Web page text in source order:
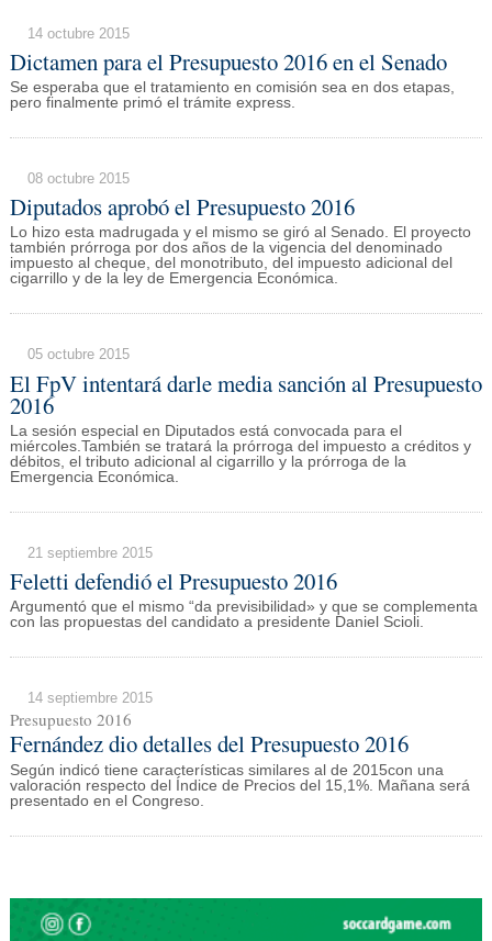
14 octubre 2015
Dictamen para el Presupuesto 2016 en el Senado
Se esperaba que el tratamiento en comisión sea en dos etapas,
pero finalmente primó el trámite express.
08 octubre 2015
Diputados aprobó el Presupuesto 2016
Lo hizo esta madrugada y el mismo se giró al Senado. El proyecto
también prórroga por dos años de la vigencia del denominado
impuesto al cheque, del monotributo, del impuesto adicional del
cigarrillo y de la ley de Emergencia Económica.
05 octubre 2015
El FpV intentará darle media sanción al Presupuesto
2016
La sesión especial en Diputados está convocada para el
miércoles.También se tratará la prórroga del impuesto a créditos y
débitos, el tributo adicional al cigarrillo y la prórroga de la
Emergencia Económica.
21 septiembre 2015
Feletti defendió el Presupuesto 2016
Argumentó que el mismo “da previsibilidad» y que se complementa
con las propuestas del candidato a presidente Daniel Scioli.
14 septiembre 2015
Presupuesto 2016
Fernández dio detalles del Presupuesto 2016
Según indicó tiene características similares al de 2015con una
valoración respecto del Índice de Precios del 15,1%. Mañana será
presentado en el Congreso.